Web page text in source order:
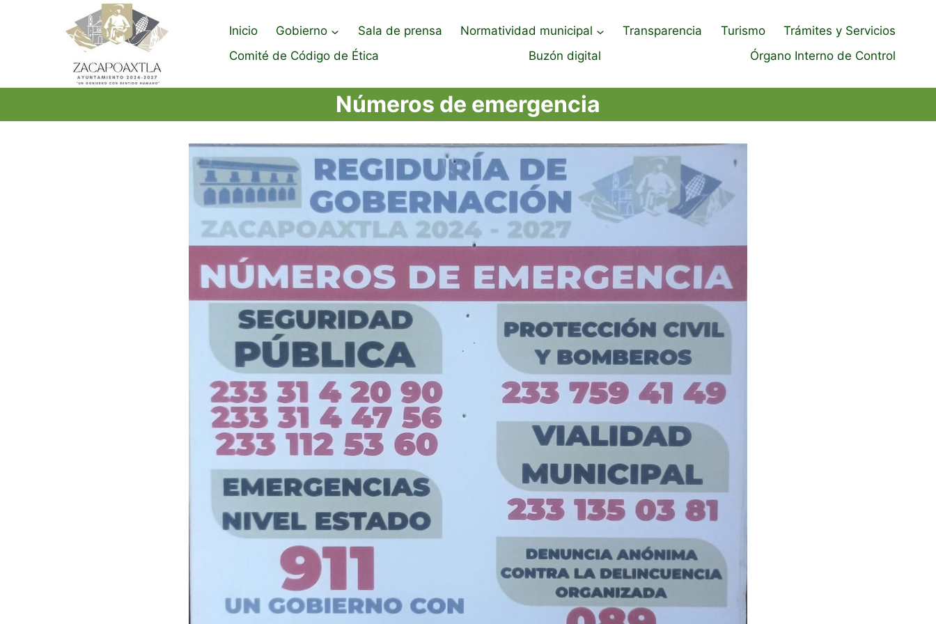
Inicio Gobierno Sala de prensa Normatividad municipal Transparencia Turismo
Trámites y Servicios
Comité de Código de Ética
Buzón digital Órgano Interno de Control
Números de emergencia